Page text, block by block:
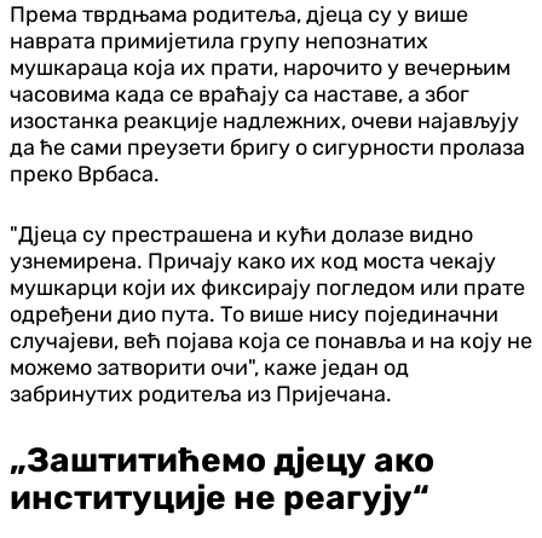
Према тврдњама родитеља, дјеца су у више
наврата примијетила групу непознатих
мушкараца која их прати, нарочито у вечерњим
часовима када се враћају са наставе, а због
изостанка реакције надлежних, очеви најављују
да ће сами преузети бригу о сигурности пролаза
преко Врбаса.
"Дјеца су престрашена и кући долазе видно
узнемирена. Причају како их код моста чекају
мушкарци који их фиксирају погледом или прате
одређени дио пута. То више нису појединачни
случајеви, већ појава која се понавља и на коју не
можемо затворити очи", каже један од
забринутих родитеља из Пријечана.
„Заштитићемо дјецу ако
институције не реагују“